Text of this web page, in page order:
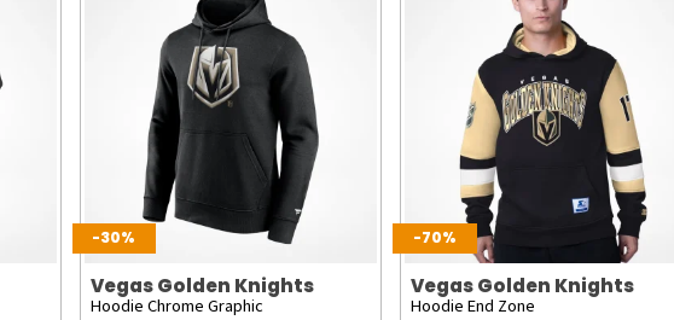
-30%
Vegas Golden Knights
Hoodie Chrome Graphic
-70%
Vegas Golden Knights
Hoodie End Zone